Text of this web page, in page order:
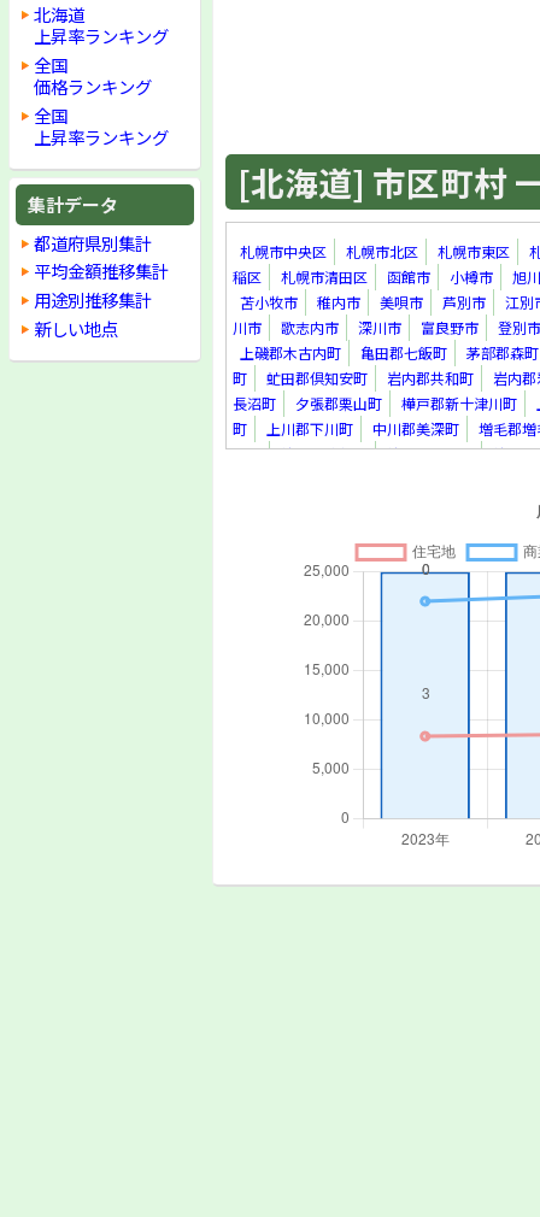
北海道
上昇率ランキング
全国
価格ランキング
全国
上昇率ランキング
集計データ
都道府県別集計
平均金額推移集計
用途別推移集計
新しい地点
[北海道] 市区町村
札幌市中央区 札幌市北区 札幌市東区
稲区
札幌市清田区 函館市 小樽市
旭
苫小牧市
稚内市 美唄市 芦別市
江別
川市
歌志内市 深川市 富良野市
登別市
上磯郡木古内町
亀田郡七飯町
茅部郡森町
町
虻田郡倶知安町 岩内郡共和町
岩内
長沼町
夕張郡栗山町 樺戸郡新十津川町
町
上川郡下川町 中川郡美深町
増毛郡増
里町
紋別郡遠軽町 紋別郡滝上町
紋別